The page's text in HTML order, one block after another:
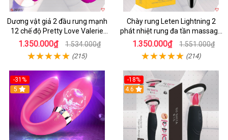
Dương vật giả 2 đầu rung mạnh
12 chế độ Pretty Love Valerie
mua ngay
1.350.000₫ 1.534.000₫
(215)
Chày rung Leten Lightning 2
phát nhiệt rung đa tần massage
toàn thân kích thích
1.350.000₫ 1.551.000₫
(214)
-31%
5
-18%
4.6